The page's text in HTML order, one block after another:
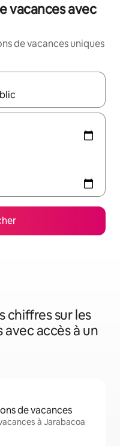
vacances avec
de vacances uniques
les flèches vers le
chiffres sur les
accès à un
de vacances
à Jarabacoa